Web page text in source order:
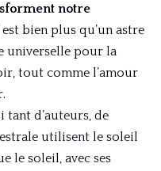
notre
bien plus qu’un astre
universelle pour la
tout comme l’amour
d’auteurs, de
utilisent le soleil
le soleil, avec ses